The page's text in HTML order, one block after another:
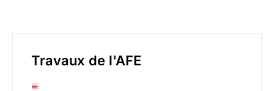
Travaux de l'AFE